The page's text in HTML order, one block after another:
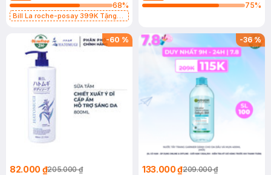
68%
Bill La roche-posay 399K Tặng
(SL có hạn)
75%
-60 %
82.000 ₫205.000 ₫
-36%
133.000 ₫209.000 ₫